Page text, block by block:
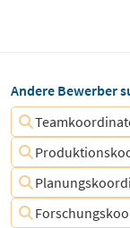
Andere Bewerber